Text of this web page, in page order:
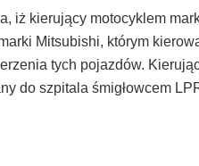
iż kierujący motocyklem
Mitsubishi, którym
tych pojazdów.
do szpitala śmigłowcem